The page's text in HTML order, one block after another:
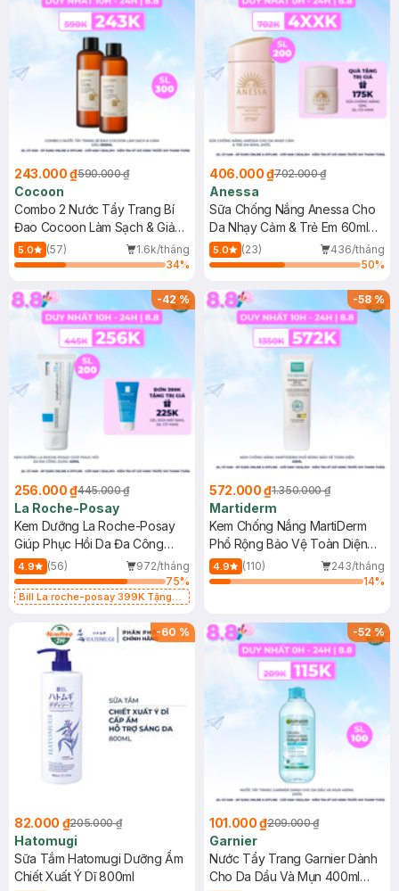
243.000 ₫590.000 ₫
Cocoon
Combo 2 Nước Tẩy Trang Bí
Đao Cocoon Làm Sạch & Giảm
Dầu 500ml
5.0 (57)
1.6k/tháng
34%
406.000 ₫702.000 ₫
Anessa
Sữa Chống Nắng Anessa Cho
Da Nhạy Cảm & Trẻ Em 60ml
(Mới)
5.0 (23)
436/tháng
50%
-42%
256.000 ₫445.000 ₫
La Roche-Posay
Kem Dưỡng La Roche-Posay
Giúp Phục Hồi Da Đa Công
Dụng 40ml
4.9 (56)
972/tháng
75%
Bill La roche-posay 399K Tặng
(SL có hạn)
-58%
572.000 ₫1.350.000 ₫
Martiderm
Kem Chống Nắng MartiDerm
Phổ Rộng Bảo Vệ Toàn Diện
40ml
4.9 (110)
243/tháng
14%
-60 %
82.000 ₫205.000 ₫
Hatomugi
Sữa Tắm Hatomugi Dưỡng Ẩm
Chiết Xuất Ý Dĩ 800ml
-52%
101.000 ₫209.000 ₫
Garnier
Nước Tẩy Trang Garnier Dành
Cho Da Dầu Và Mụn 400ml